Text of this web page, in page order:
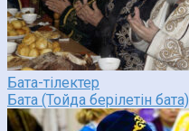
Бата-тілектер
Бата (Тойда берілетін бата)